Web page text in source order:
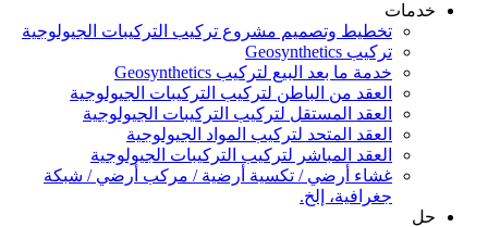
خدمات
تخطيط وتصميم مشروع تركيب التركيبات الجيولوجية
تركيب Geosynthetics
خدمة ما بعد البيع لتركيب Geosynthetics
العقد من الباطن لتركيب التركيبات الجيولوجية
العقد المستقل لتركيب التركيبات الجيولوجية
العقد المتحد لتركيب المواد الجيولوجية
العقد المباشر لتركيب التركيبات الجيولوجية
غشاء أرضي / تكسية أرضية / مركب أرضي / شبكة
جغرافية، إلخ.
حل